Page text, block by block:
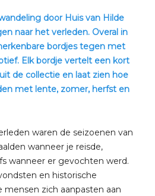
door Huis van Hilde
naar het verleden. Overal in
bordjes tegen met
Elk bordje vertelt een kort
de collectie en laat zien hoe
met lente, zomer, herfst en
waren de seizoenen van
wanneer je reisde,
wanneer er gevochten werd.
en historische
zich aanpasten aan